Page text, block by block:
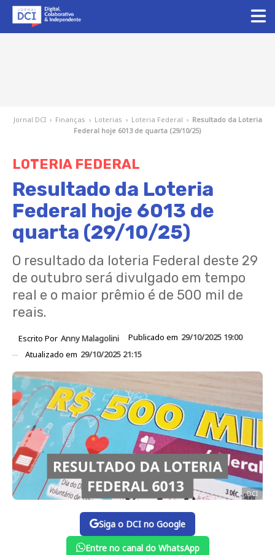
Jornal DCI › Finanças › Loterias › Loteria Federal › Resultado da Loteria
Federal hoje 6013 de quarta (29/10/25)
LOTERIA FEDERAL
Resultado da Loteria
Federal hoje 6013 de
quarta (29/10/25)
O resultado da loteria Federal deste 29
de outubro será divulgado em tempo
real e o maior prêmio é de 500 mil de
reais.
Escrito Por Anny Malagolini Publicado em 29/10/2025 19:00
Atualizado em 29/10/2025 21:15
DCI
Siga o DCI no Google
Entre no canal do WhatsApp